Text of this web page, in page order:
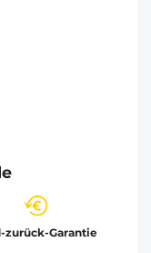
zurück-Garantie